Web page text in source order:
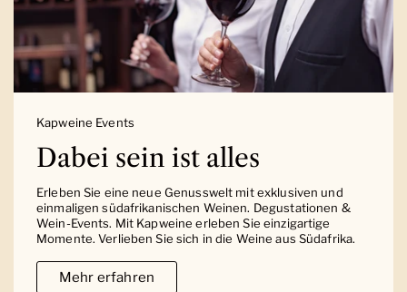
Kapweine Events
Dabei sein ist alles
Erleben Sie eine neue Genusswelt mit exklusiven und
einmaligen südafrikanischen Weinen. Degustationen &
Wein-Events. Mit Kapweine erleben Sie einzigartige
Momente. Verlieben Sie sich in die Weine aus Südafrika.
Mehr erfahren